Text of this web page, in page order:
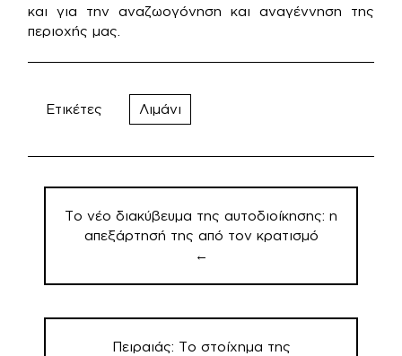
και για την αναζωογόνηση και αναγέννηση της
περιοχής μας.
Ετικέτες Λιμάνι
Πλοήγηση
άρθρων
Το νέο διακύβευμα της αυτοδιοίκησης: η
απεξάρτησή της από τον κρατισμό
←
Πειραιάς: Το στοίχημα της